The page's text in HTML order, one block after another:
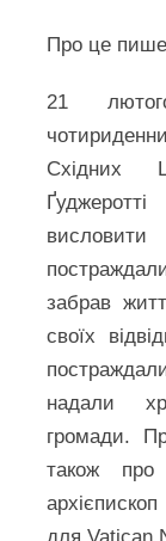
Про це
21
Східних
забрав
своїх
надали
громади.
також про
для Vatican